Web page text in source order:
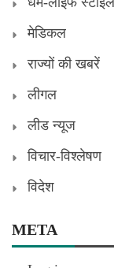
मेडिकल
राज्यों की खबरें
लीगल
लीड न्यूज
विचार-विश्लेषण
विदेश
META